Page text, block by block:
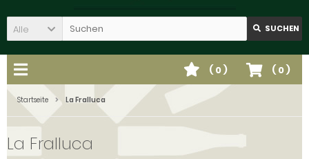
Alle SUCHEN
( 0)
( 0)
Startseite La Fralluca
La Fralluca